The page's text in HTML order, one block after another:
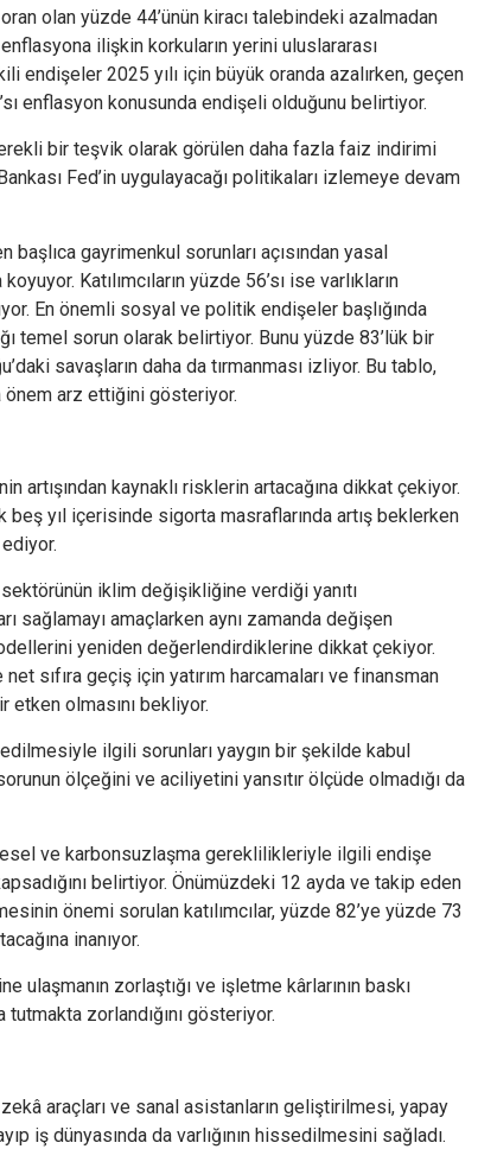
olan yüzde 44’ünün kiracı talebindeki azalmadan
ilişkin korkuların yerini uluslararası
endişeler 2025 yılı için büyük oranda azalırken, geçen
enflasyon konusunda endişeli olduğunu belirtiyor.
bir teşvik olarak görülen daha fazla faiz indirimi
Fed’in uygulayacağı politikaları izlemeye devam
başlıca gayrimenkul sorunları açısından yasal
Katılımcıların yüzde 56’sı ise varlıkların
En önemli sosyal ve politik endişeler başlığında
temel sorun olarak belirtiyor. Bunu yüzde 83’lük bir
savaşların daha da tırmanması izliyor. Bu tablo,
önem arz ettiğini gösteriyor.
artışından kaynaklı risklerin artacağına dikkat çekiyor.
beş yıl içerisinde sigorta masraflarında artış beklerken
iklim değişikliğine verdiği yanıtı
amaçlarken aynı zamanda değişen
yeniden değerlendirdiklerine dikkat çekiyor.
net sıfıra geçiş için yatırım harcamaları ve finansman
olmasını bekliyor.
ilgili sorunları yaygın bir şekilde kabul
ölçeğini ve aciliyetini yansıtır ölçüde olmadığı da
ve karbonsuzlaşma gereklilikleriyle ilgili endişe
belirtiyor. Önümüzdeki 12 ayda ve takip eden
önemi sorulan katılımcılar, yüzde 82’ye yüzde 73
inanıyor.
ulaşmanın zorlaştığı ve işletme kârlarının baskı
zorlandığını gösteriyor.
araçları ve sanal asistanların geliştirilmesi, yapay
iş dünyasında da varlığının hissedilmesini sağladı.